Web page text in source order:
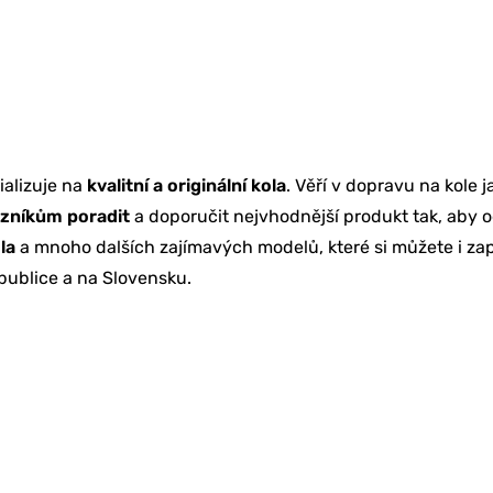
na kvalitní a originální kola. Věří v dopravu na kole
poradit a doporučit nejvhodnější produkt tak, aby
a mnoho dalších zajímavých modelů, které si můžete i
a na Slovensku.